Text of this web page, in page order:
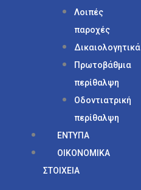
Λοιπές
παροχές
Δικαιολογητικά
Πρωτοβάθμια
περίθαλψη
Οδοντιατρική
περίθαλψη
ΕΝΤΥΠΑ
ΟΙΚΟΝΟΜΙΚΑ
ΣΤΟΙΧΕΙΑ